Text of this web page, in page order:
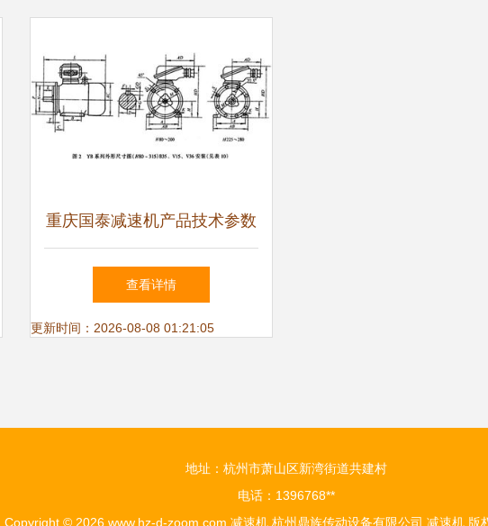
重庆国泰减速机产品技术参数
概览与中国减速机信息网推荐
查看详情
更新时间：2026-08-08 01:21:05
地址：杭州市萧山区新湾街道共建村
电话：1396768**
Copyright © 2026 www.hz-d-zoom.com 减速机 杭州鼎族传动设备有限公司 减速机版